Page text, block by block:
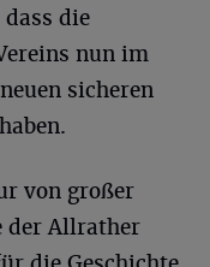
die
nun im
sicheren
von großer
der Allrather